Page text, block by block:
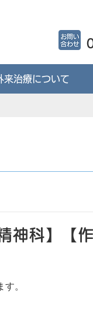
来治療について
神科】【
。